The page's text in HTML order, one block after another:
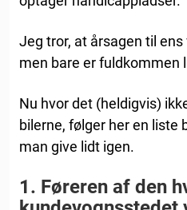
Jeg tror, at årsagen til
men bare er fuldkommen
Nu hvor det (heldigvis)
bilerne, følger her en liste
man give lidt igen.
1. Føreren af den